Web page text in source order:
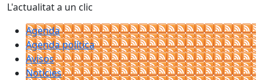
L'actualitat a un clic
Agenda
Agenda política
Avisos
Notícies